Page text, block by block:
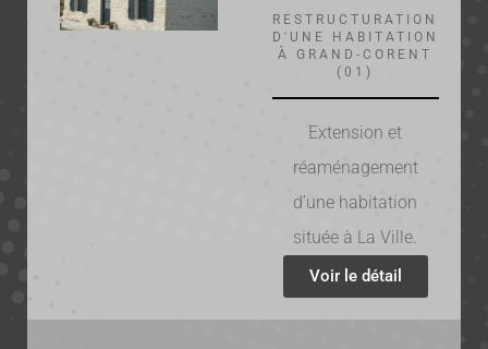
RESTRUCTURATION
D'UNE HABITATION
À GRAND-CORENT
(01)
Extension et
réaménagement
d’une habitation
située à La Ville.
Voir le détail